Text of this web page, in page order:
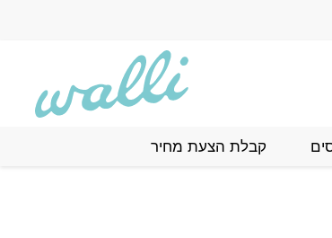
קבלת הצעת מחיר